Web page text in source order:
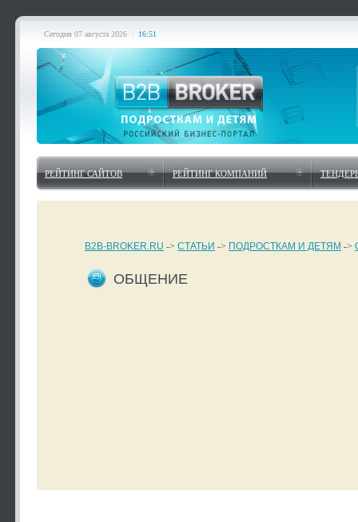
Сегодня 07 августа 2026 16:51
РЕЙТИНГ САЙТОВ РЕЙТИНГ КОМПАНИЙ
B2B-BROKER.RU -> СТАТЬИ -> ПОДРОСТКАМ И ДЕТЯМ ->
ОБЩЕНИЕ